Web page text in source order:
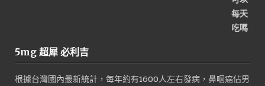
5mg 超犀 必利吉
根據台灣國內最新統計，每年約有1600人左右發病，鼻咽癌佔男